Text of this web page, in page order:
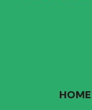
HOME